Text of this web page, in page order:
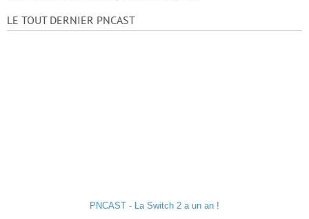
LE TOUT DERNIER PNCAST
PNCAST - La Switch 2 a un an !